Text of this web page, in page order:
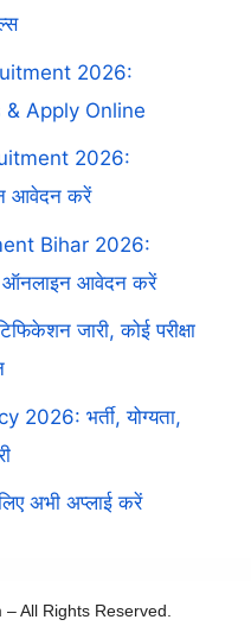
2026:
Apply Online
2026:
आवेदन करें
Bihar 2026:
ऑनलाइन आवेदन करें
जारी, कोई परीक्षा
भर्ती, योग्यता,
अभी अप्लाई करें
All Rights Reserved.